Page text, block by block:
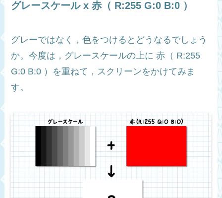
グレースケール x 赤（ R:255 G:0 B:0 ）
グレーではなく，色をつけるとどうなるでしょう
か。今度は，グレースケールの上に 赤（ R:255
G:0 B:0 ）を重ねて，スクリーンをかけてみま
す。